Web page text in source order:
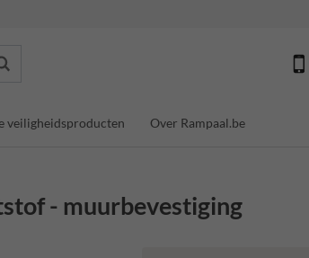
veiligheidsproducten Over Rampaal.be
- muurbevestiging